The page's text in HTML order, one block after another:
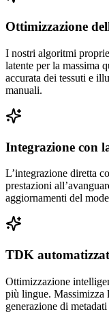
Ottimizzazione
I nostri algoritmi
latente per la massima
accurata dei tessuti e
manuali.
Integrazione con
L’integrazione diretta
prestazioni
aggiornamenti del
TDK
Ottimizzazione
più lingue. Massimizza
generazione di